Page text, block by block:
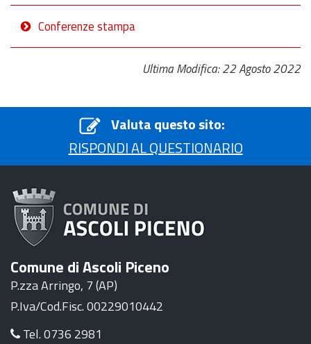
Conferenze stampa
Ultima Modifica: 22 Agosto 2022
Valuta questo sito:
RISPONDI AL QUESTIONARIO
Comune di Ascoli Piceno
P.zza Arringo, 7 (AP)
P.Iva/Cod.Fisc. 00229010442
Tel. 0736 2981